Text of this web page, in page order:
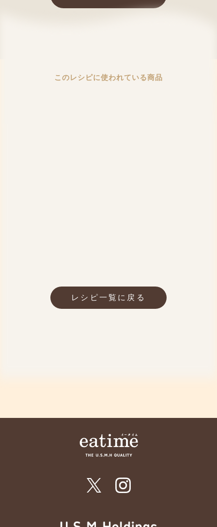
このレシピに使われている商品
レシピ一覧に戻る